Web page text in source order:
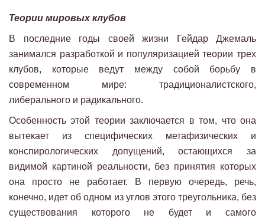
Теории мировых клубов
В последние годы своей жизни Гейдар Джемаль
занимался разработкой и популяризацией теории трех
клубов, которые ведут между собой борьбу в
современном мире: традиционалистского,
либерального и радикального.
Особенность этой теории заключается в том, что она
вытекает из специфических метафизических и
конспирологических допущений, остающихся за
видимой картиной реальности, без принятия которых
она просто не работает. В первую очередь, речь,
конечно, идет об одном из углов этого треугольника, без
существования которого не будет и самого